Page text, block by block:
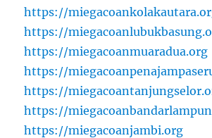
https://
https://
https://miegacoanmuaradua.org
https://
https://
https://
https://miegacoanjambi.org